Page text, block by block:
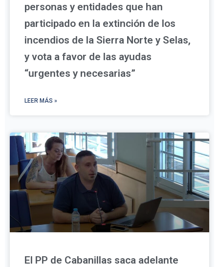
personas y entidades que han
participado en la extinción de los
incendios de la Sierra Norte y Selas,
y vota a favor de las ayudas
“urgentes y necesarias”
LEER MÁS »
El PP de Cabanillas saca adelante